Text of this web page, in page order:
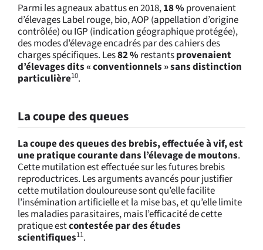
Parmi les agneaux abattus en 2018,18 % provenaient
d’élevages Label rouge, bio, AOP (appellation d’origine
contrôlée) ou IGP (indication géographique protégée),
des modes d’élevage encadrés par des cahiers des
charges spécifiques. Les82 % restantsprovenaient
d’élevages dits « conventionnels » sans distinction
particulière10.
La coupe des queues
La coupe des queues des brebis, effectuée à vif, est
une pratique courante dans l’élevage de moutons.
Cette mutilation est effectuée sur les futures brebis
reproductrices. Les arguments avancés pour justifier
cette mutilation douloureuse sont qu’elle facilite
l’insémination artificielle et la mise bas, et qu’elle limite
les maladies parasitaires, mais l’efficacité de cette
pratique estcontestée par des études
scientifiques11.